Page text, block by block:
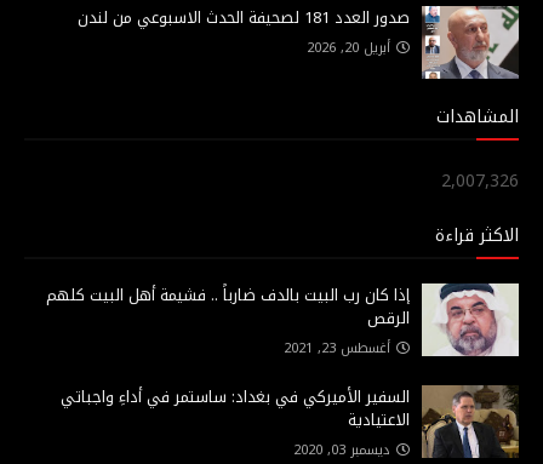
صدور العدد 181 لصحيفة الحدث الاسبوعي من لندن
أبريل 20, 2026
المشاهدات
2,007,326
الاكثر قراءة
إذا كان رب البيت بالدف ضارباً .. فشيمة أهل البيت كلهم
الرقص
أغسطس 23, 2021
السفير الأميركي في بغداد: ساستمر في أداءِ واجباتي
الاعتيادية
ديسمبر 03, 2020